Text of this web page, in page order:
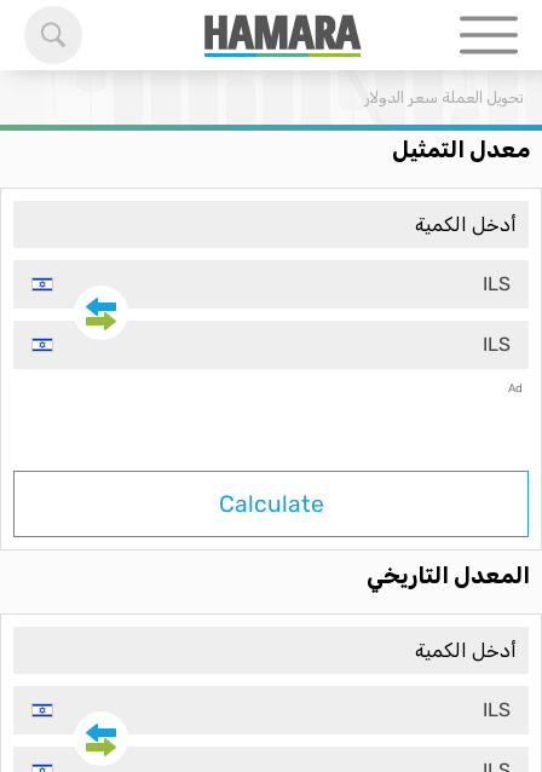
تحويل العملة سعر الدولار
معدل التمثيل
ILS
ILS
Ad
Calculate
المعدل التاريخي
ILS